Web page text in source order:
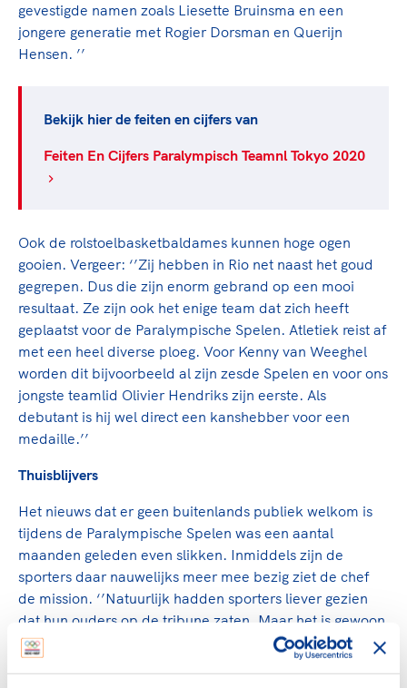
gevestigde namen zoals Liesette Bruinsma en een
jongere generatie met Rogier Dorsman en Querijn
Hensen. ’’
Bekijk hier de feiten en cijfers van
Feiten En Cijfers Paralympisch Teamnl Tokyo 2020
Ook de rolstoelbasketbaldames kunnen hoge ogen
gooien. Vergeer: ‘’Zij hebben in Rio net naast het goud
gegrepen. Dus die zijn enorm gebrand op een mooi
resultaat. Ze zijn ook het enige team dat zich heeft
geplaatst voor de Paralympische Spelen. Atletiek reist af
met een heel diverse ploeg. Voor Kenny van Weeghel
worden dit bijvoorbeeld al zijn zesde Spelen en voor ons
jongste teamlid Olivier Hendriks zijn eerste. Als
debutant is hij wel direct een kanshebber voor een
medaille.’’
Thuisblijvers
Het nieuws dat er geen buitenlands publiek welkom is
tijdens de Paralympische Spelen was een aantal
maanden geleden even slikken. Inmiddels zijn de
sporters daar nauwelijks meer mee bezig ziet de chef
de mission. ‘’Natuurlijk hadden sporters liever gezien
dat hun ouders op de tribune zaten. Maar het is gewoon
iets waar we mee om moeten gaan. Gelukkig kunnen de
thuisblijvers de Paralympische Spelen wel supergoed